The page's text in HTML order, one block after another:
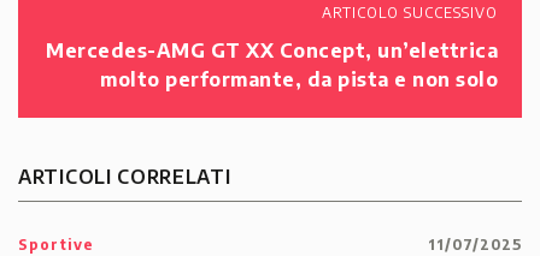
ARTICOLO SUCCESSIVO
Mercedes-AMG GT XX Concept, un’elettrica
molto performante, da pista e non solo
ARTICOLI CORRELATI
Sportive 11/07/2025